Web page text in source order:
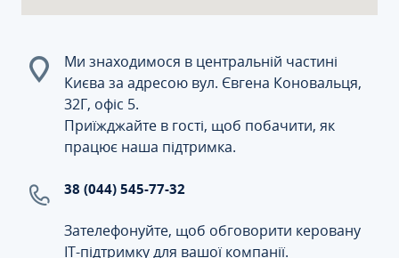
Ми знаходимося в центральній частині
Києва за адресою вул. Євгена Коновальця,
32Г, офіс 5.
Приїжджайте в гості, щоб побачити, як
працює наша підтримка.
38 (044) 545-77-32
Зателефонуйте, щоб обговорити керовану
ІТ-підтримку для вашої компанії.